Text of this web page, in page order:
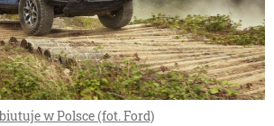
w Polsce (fot. Ford)